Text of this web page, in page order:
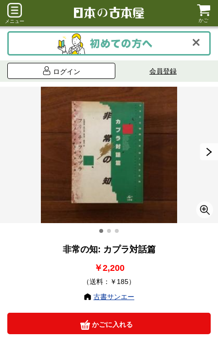
メニュー かご
ログイン 会員登録
非常の知: カプラ対話篇
￥2,200
（送料：￥185）
古書サンエー
かごに入れる